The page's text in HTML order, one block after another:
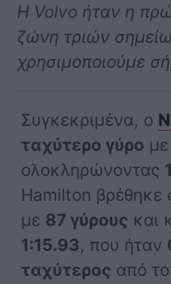
Η Volvo ήταν η
ζώνη τριών
χρησιμοποιούμε
Συγκεκριμένα, ο
ταχύτερο γύρο
ολοκληρώνοντας
Hamilton βρέθηκε
με 87 γύρους και
1:15.93, που ήταν
ταχύτερος από